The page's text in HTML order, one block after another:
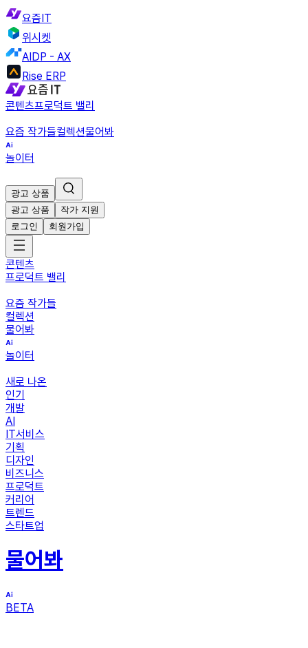
요즘IT
위시켓
AIDP - AX
Rise ERP
콘텐츠프로덕트 밸리
요즘 작가들컬렉션물어봐
놀이터
광고 상품
광고 상품
작가 지원
로그인
회원가입
콘텐츠
프로덕트 밸리
요즘 작가들
컬렉션
물어봐
놀이터
새로 나온
인기
개발
AI
IT서비스
기획
디자인
비즈니스
프로덕트
커리어
트렌드
스타트업
물어봐
BETA